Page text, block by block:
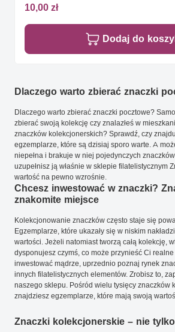
10,00 zł
Dodaj do
Dlaczego warto zbierać znaczki
Dlaczego warto zbierać znaczki pocztowe?
zbierać swoją kolekcję czy znalazłeś w
znaczków kolekcjonerskich? Sprawdź, czy
egzemplarze, które są dzisiaj sporo warte. A
niepełna i brakuje w niej pojedynczych
uzupełnisz ją właśnie w sklepie filatelistycznym
wartość na pewno wzrośnie.
Chcesz inwestować w znaczki?
znakomite miejsce
Kolekcjonowanie znaczków często staje się
Egzemplarze, które ukazały się w niskim
wartości. Jeżeli natomiast tworzą całą kolekcję,
dysponujesz czymś, co może przynieść Ci
inwestować mądrze, uprzednio poznaj rynek
innych filatelistycznych elementów. Zrobisz to,
naszego sklepu. Pośród wielu tysięcy znaczków
znajdziesz egzemplarze, które mają swoją
Znaczki kolekcjonerskie – nie